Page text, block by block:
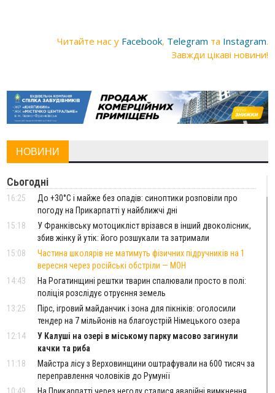
Читайте нас у Facebook, Telegram та Instagram.
Завжди цікаві новини!
НОВИНИ
Сьогодні
16:25
До +30°C і майже без опадів: синоптики розповіли про
погоду на Прикарпатті у найближчі дні
15:18
У Франківську мотоцикліст врізався в інший двоколісник,
збив жінку й утік: його розшукали та затримали
15:08
Частина школярів не матимуть фізичних підручників на 1
вересня через російські обстріли — МОН
14:43
На Рогатинщині рештки тварин спалювали просто в полі:
поліція розслідує отруєння земель
13:25
Пірс, ігровий майданчик і зона для пікніків: оголосили
тендер на 7 мільйонів на благоустрій Німецького озера
12:14
У Калуші на озері в міському парку масово загинули
качки та риба
11:18
Майстра лісу з Верховинщини оштрафували на 600 тисяч за
переправлення чоловіків до Румунії
10:49
На Прикарпатті через негоду сталися аварійні вимкнення